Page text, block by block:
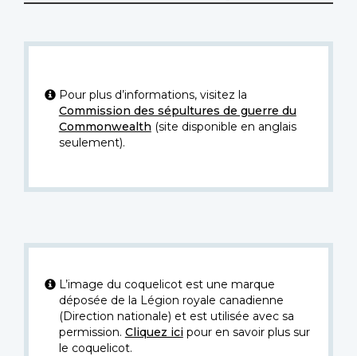
Pour plus d’informations, visitez la
Commission des sépultures de guerre du
Commonwealth (site disponible en anglais
seulement).
L’image du coquelicot est une marque
déposée de la Légion royale canadienne
(Direction nationale) et est utilisée avec sa
permission. Cliquez icipour en savoir plus sur
le coquelicot.